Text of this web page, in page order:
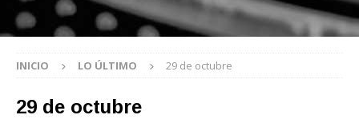
INICIO LO ÚLTIMO 29 de octubre
29 de octubre